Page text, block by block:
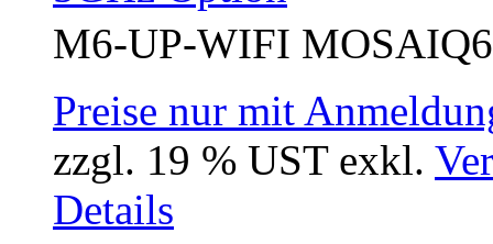
M6-UP-WIFI
Preise nur mit
zzgl. 19 % UST exkl.
Details